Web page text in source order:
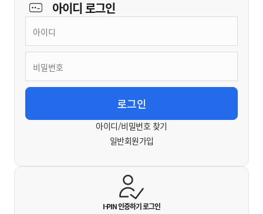
아이디로그인
아이디/비밀번호 찾기
일반회원가입
I-PIN 인증하기로그인